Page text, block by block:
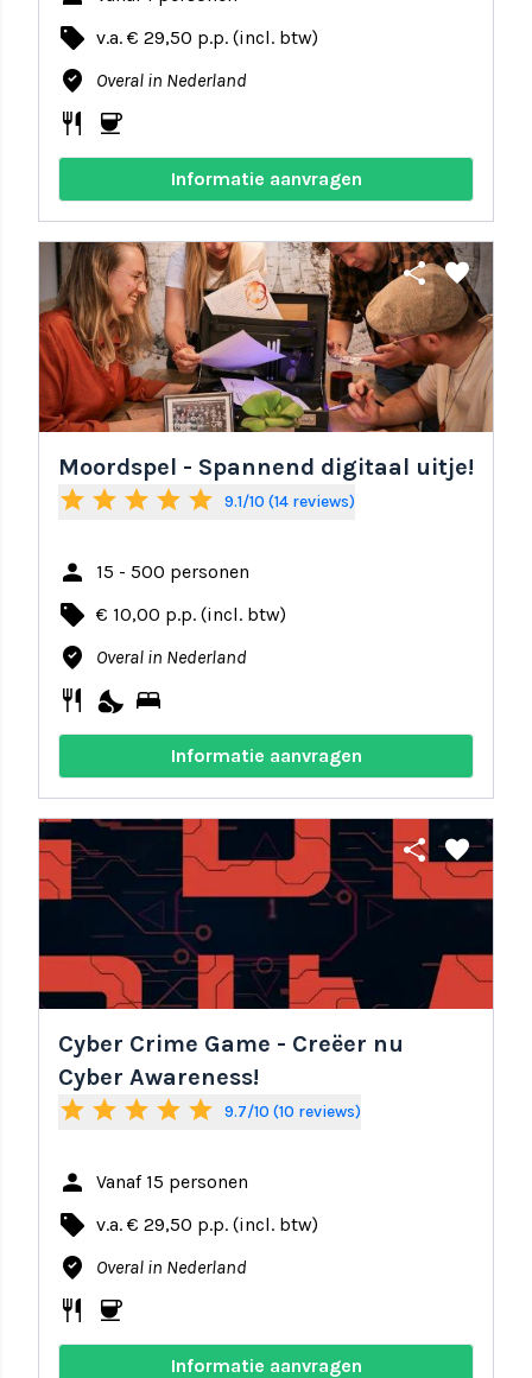
local_offer v.a. € 29,50 p.p. (incl. btw)
where_to_vote Overal in Nederland
restaurant coffee
Informatie aanvragen
share favorite
Moordspel - Spannend digitaal uitje!
star star star star star 9.1/10 (14 reviews)
person 15 - 500 personen
local_offer € 10,00 p.p. (incl. btw)
where_to_vote Overal in Nederland
restaurant nights_stay bed
Informatie aanvragen
share favorite
Cyber Crime Game - Creëer nu
Cyber Awareness!
star star star star star 9.7/10 (10 reviews)
person Vanaf 15 personen
local_offer v.a. € 29,50 p.p. (incl. btw)
where_to_vote Overal in Nederland
restaurant coffee
Informatie aanvragen